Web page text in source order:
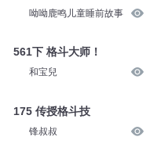
呦呦鹿鸣儿童睡前故事
561下 格斗大师！
和宝兒
175 传授格斗技
锋叔叔